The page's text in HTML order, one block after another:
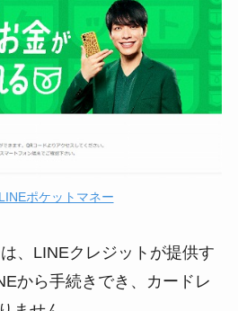
LINEポケットマネー
、LINEクレジットが提供す
から手続きでき、カードレ